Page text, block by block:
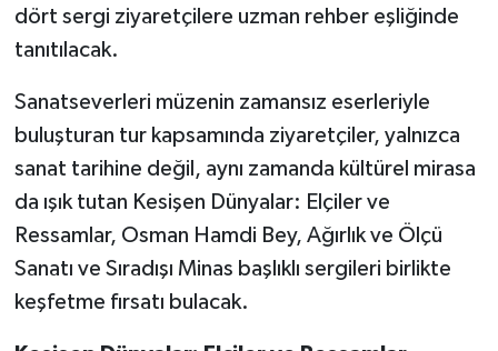
dört sergi ziyaretçilere uzman rehber eşliğinde
tanıtılacak.
Sanatseverleri müzenin zamansız eserleriyle
buluşturan tur kapsamında ziyaretçiler, yalnızca
sanat tarihine değil, aynı zamanda kültürel mirasa
da ışık tutan Kesişen Dünyalar: Elçiler ve
Ressamlar, Osman Hamdi Bey, Ağırlık ve Ölçü
Sanatı ve Sıradışı Minas başlıklı sergileri birlikte
keşfetme fırsatı bulacak.